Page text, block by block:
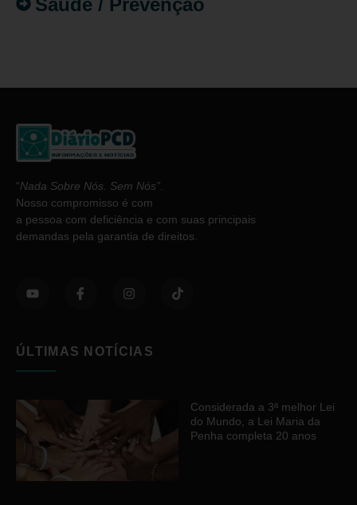
“Nada Sobre Nós. Sem Nós”
Nosso compromisso é com
a pessoa com deficiência e com suas principais
demandas pela garantia de direitos.
ÚLTIMAS NOTÍCIAS
Considerada a 3ª melhor Lei
do Mundo, a Lei Maria da
Penha completa 20 anos